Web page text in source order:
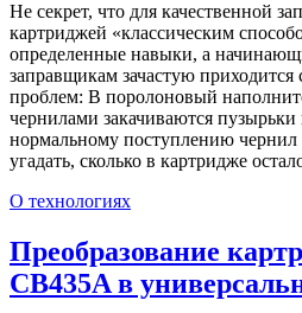
Не секрет, что для качественной
картриджей «классическим
определенные навыки, а
заправщикам зачастую приходится
проблем: В поролоновый
чернилами закачиваются
нормальному поступлению
угадать, сколько в картридже
О технологиях
Преобразование
CB435A в